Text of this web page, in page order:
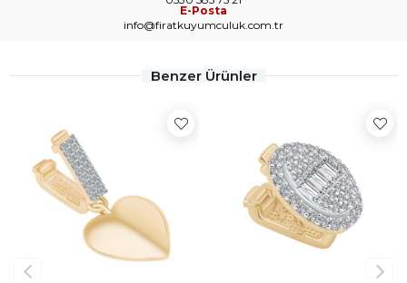
E-Posta
info@firatkuyumculuk.com.tr
Benzer Ürünler